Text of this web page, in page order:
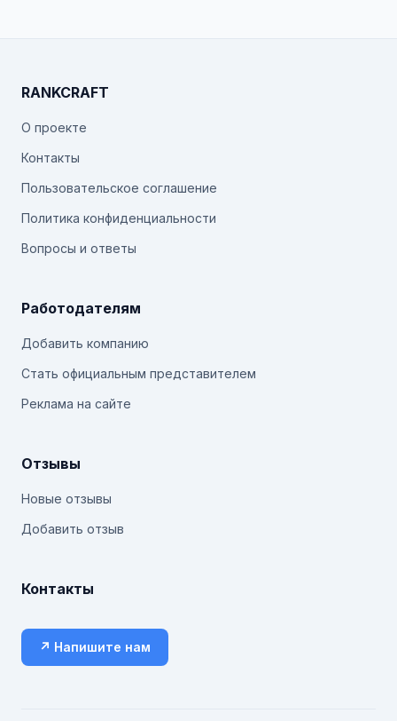
RANKCRAFT
О проекте
Контакты
Пользовательское соглашение
Политика конфиденциальности
Вопросы и ответы
Работодателям
Добавить компанию
Стать официальным представителем
Реклама на сайте
Отзывы
Новые отзывы
Добавить отзыв
Контакты
↗ Напишите нам